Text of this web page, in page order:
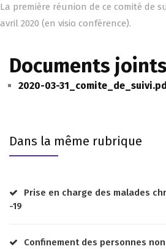
La première réunion de ce comité de
avril 2020 (en visio conférence).
Documents joints
2020-03-
Dans la même rubrique
Prise en charge des malades
-19
Confinement des personnes